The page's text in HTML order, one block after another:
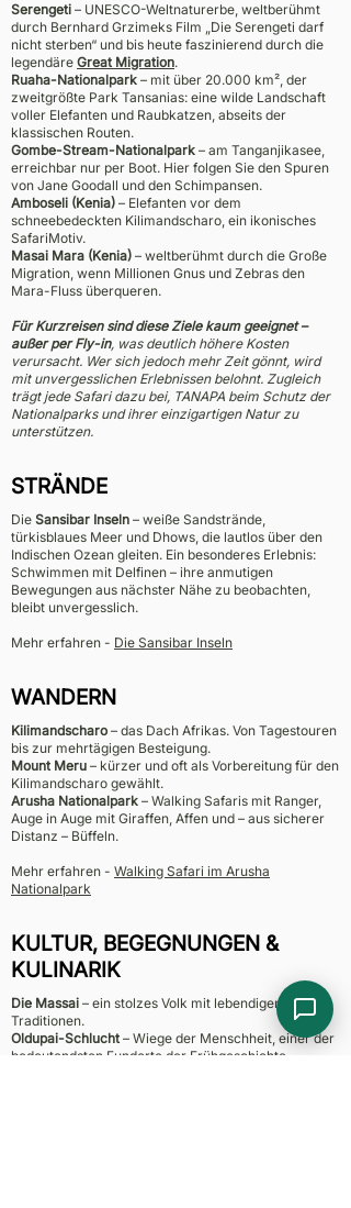
Serengeti – UNESCO-Weltnaturerbe, weltberühmt
durch Bernhard Grzimeks Film „Die Serengeti darf
nicht sterben“ und bis heute faszinierend durch die
legendäre Great Migration.
Ruaha-Nationalpark – mit über 20.000 km², der
zweitgrößte Park Tansanias: eine wilde Landschaft
voller Elefanten und Raubkatzen, abseits der
klassischen Routen.
Gombe-Stream-Nationalpark – am Tanganjikasee,
erreichbar nur per Boot. Hier folgen Sie den Spuren
von Jane Goodall und den Schimpansen.
Amboseli (Kenia) – Elefanten vor dem
schneebedeckten Kilimandscharo, ein ikonisches
SafariMotiv.
Masai Mara (Kenia) – weltberühmt durch die Große
Migration, wenn Millionen Gnus und Zebras den
Mara-Fluss überqueren.
Für Kurzreisen sind diese Ziele kaum geeignet –
außer per Fly-in, was deutlich höhere Kosten
verursacht. Wer sich jedoch mehr Zeit gönnt, wird
mit unvergesslichen Erlebnissen belohnt. Zugleich
trägt jede Safari dazu bei, TANAPA beim Schutz der
Nationalparks und ihrer einzigartigen Natur zu
unterstützen.
STRÄNDE
Die Sansibar Inseln – weiße Sandstrände,
türkisblaues Meer und Dhows, die lautlos über den
Indischen Ozean gleiten. Ein besonderes Erlebnis:
Schwimmen mit Delfinen – ihre anmutigen
Bewegungen aus nächster Nähe zu beobachten,
bleibt unvergesslich.
Mehr erfahren - Die Sansibar Inseln
WANDERN
Kilimandscharo – das Dach Afrikas. Von Tagestouren
bis zur mehrtägigen Besteigung.
Mount Meru – kürzer und oft als Vorbereitung für den
Kilimandscharo gewählt.
Arusha Nationalpark – Walking Safaris mit Ranger,
Auge in Auge mit Giraffen, Affen und – aus sicherer
Distanz – Büffeln.
Mehr erfahren - Walking Safari im Arusha
Nationalpark
KULTUR, BEGEGNUNGEN &
KULINARIK
Die Massai – ein stolzes Volk mit lebendigen
Traditionen.
Oldupai-Schlucht– Wiege der Menschheit, einer der
bedeutendsten Fundorte der Frühgeschichte.